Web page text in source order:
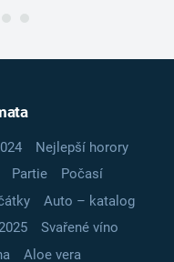
Nejlepší horory
Partie
Počasí
Auto – katalog
Svařené víno
Aloe vera